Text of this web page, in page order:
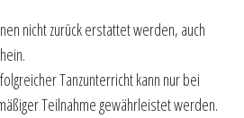
nicht zurück erstattet werden, auch
Tanzunterricht kann nur bei
Teilnahme gewährleistet werden.